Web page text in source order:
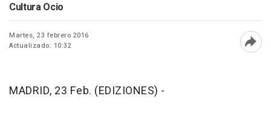
Cultura Ocio
Martes, 23 febrero 2016
Actualizado: 10:32
MADRID, 23 Feb. (EDIZIONES) -